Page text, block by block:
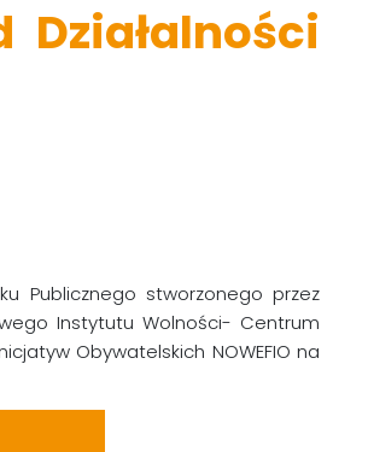
Publicznego stworzonego przez
Instytutu Wolności- Centrum
Obywatelskich NOWEFIO na